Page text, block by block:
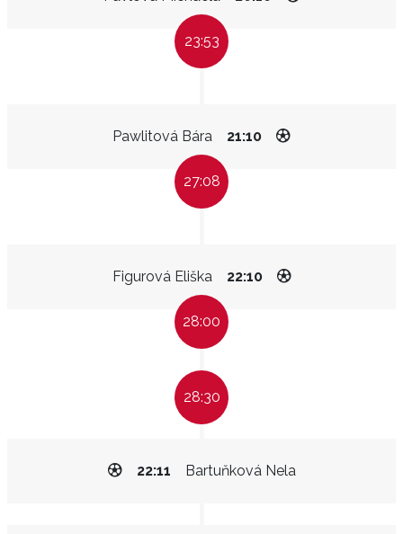
23:53
Pawlitová Bára 21:10
27:08
Figurová Eliška 22:10
28:00
28:30
Bartuňková Nela
22:11